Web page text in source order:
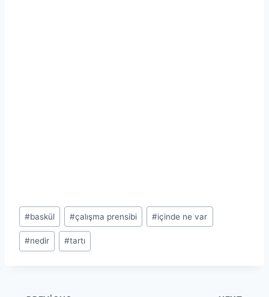
Post
Tags:
#baskül #çalışma prensibi #içinde ne var
#nedir #tartı